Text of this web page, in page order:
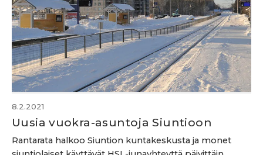
8.2.2021
Uusia vuokra-asuntoja Siuntioon
Rantarata halkoo Siuntion kuntakeskusta ja monet